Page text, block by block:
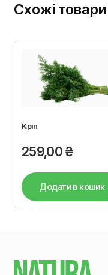
Схожі товари
Кріп
259,00₴
Додати в кошик